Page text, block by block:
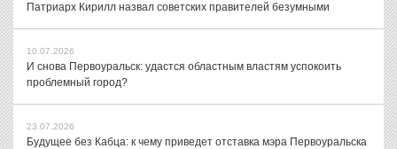
Патриарх Кирилл назвал советских правителей безумными
10.07.2026
И снова Первоуральск: удастся областным властям успокоить
проблемный город?
23.07.2026
Будущее без Кабца: к чему приведет отставка мэра Первоуральска